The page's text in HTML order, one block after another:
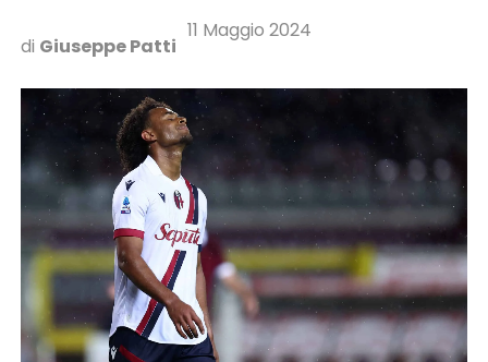
di Giuseppe Patti
11 Maggio 2024